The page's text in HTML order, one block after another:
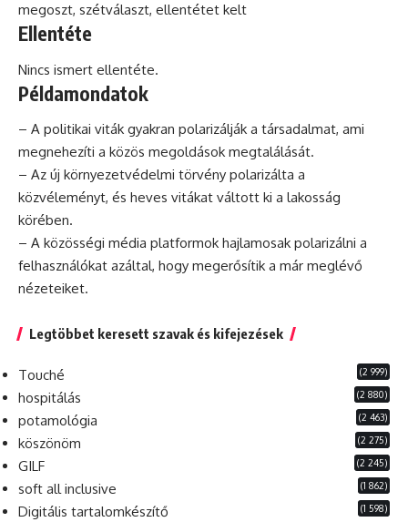
megoszt, szétválaszt, ellentétet kelt
Ellentéte
Nincs ismert ellentéte.
Példamondatok
– A politikai viták gyakran polarizálják a társadalmat, ami
megnehezíti a közös megoldások megtalálását.
– Az új környezetvédelmi törvény polarizálta a
közvéleményt, és heves vitákat váltott ki a lakosság
körében.
– A közösségi média platformok hajlamosak polarizálni a
felhasználókat azáltal, hogy megerősítik a már meglévő
nézeteiket.
Legtöbbet keresett szavak és kifejezések
Touché (2 999)
hospitálás (2 880)
potamológia (2 463)
köszönöm (2 275)
GILF (2 245)
soft all inclusive (1 862)
Digitális tartalomkészítő (1 598)